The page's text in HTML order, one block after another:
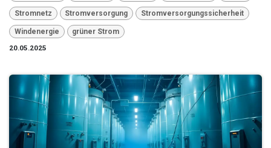
Stromnetz Stromversorgung Stromversorgungssicherheit
Windenergie
grüner Strom
20.05.2025